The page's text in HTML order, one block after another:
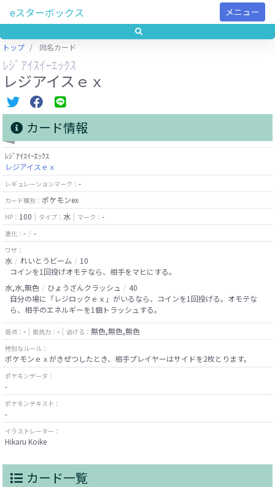
eスターボックス メニュー
トップ 同名カード
ﾚｼﾞｱｲｽｲｰｴｯｸｽ
レジアイスｅｘ
カード情報
ﾚｼﾞｱｲｽｲｰｴｯｸｽ
レジアイスｅｘ
レギュレーションマーク： -
カード種別： ポケモンex
HP： 100 タイプ： 水 マーク： -
進化： - -
ワザ：
水 れいとうビーム
10
コインを1回投げオモテなら、相手をマヒにする。
水,水,無色
ひょうざんクラッシュ
40
自分の場に「レジロックｅｘ」がいるなら、コインを1回投げる。オモテな
ら、相手のエネルギーを1個トラッシュする。
弱点： - 抵抗力： - 逃げる： 無色,無色,無色
特別なルール：
ポケモンｅｘがきぜつしたとき、相手プレイヤーはサイドを2枚とります。
ポケモンデータ：
-
ポケモンテキスト：
-
イラストレーター：
Hikaru Koike
カード一覧